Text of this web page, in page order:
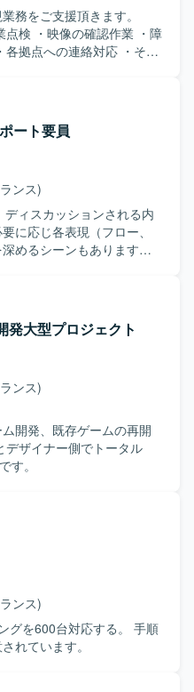
務をご支援頂きます。
点検 ・映像の確認作業 ・障
拠点への連絡対応 ・その
ート要員
ンス)
ィスカッションされる内
に応じ各表現（フロー、
めるシーンもあります。
発送業務に携わる、等々
発大型プロジェクト
ンス)
開発、既存ゲームの再開
デザイナー側でトータル
す。
ンス)
グを600台対応する。 手順
れています。